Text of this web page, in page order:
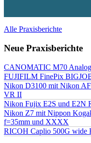
Alle Praxisberichte
Neue Praxisberichte
CANOMATIC M70 Analog
FUJIFILM FinePix
Nikon D3100 mit Nikon
VR II
Nikon Fujix E2S und E2N
Nikon Z7 mit Nippon
f=35mm und XXXX
RICOH Caplio 500G wide